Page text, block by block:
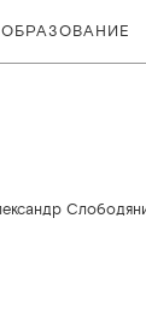
ОБРАЗОВАНИЕ